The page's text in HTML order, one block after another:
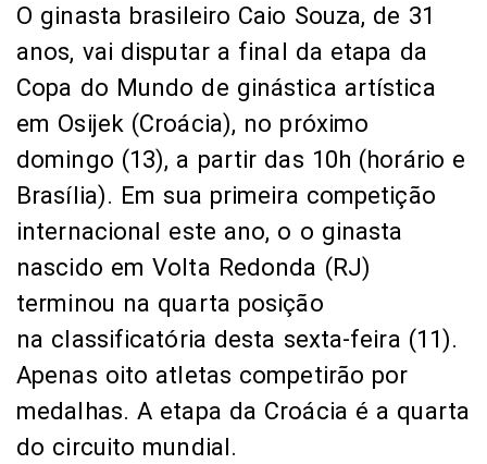
O ginasta brasileiro Caio Souza, de 31
anos, vai disputar a final da etapa da
Copa do Mundo de ginástica artística
em Osijek (Croácia), no próximo
domingo (13), a partir das 10h (horário e
Brasília). Em sua primeira competição
internacional este ano, o o ginasta
nascido em Volta Redonda (RJ)
terminou na quarta posição
na classificatória desta sexta-feira (11).
Apenas oito atletas competirão por
medalhas. A etapa da Croácia é a quarta
do circuito mundial.